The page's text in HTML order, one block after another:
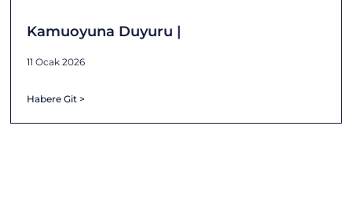
Kamuoyuna Duyuru |
11 Ocak 2026
Habere Git >